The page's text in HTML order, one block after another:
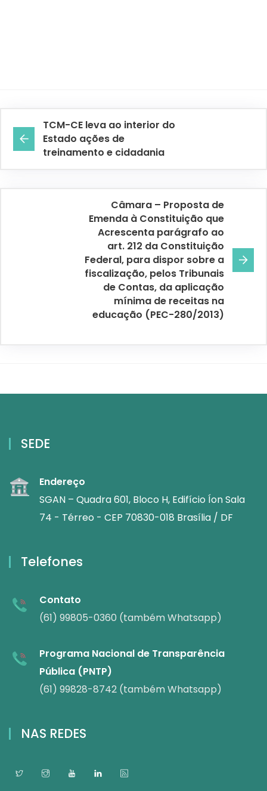
TCM-CE leva ao interior do
Estado ações de
treinamento e cidadania
Câmara – Proposta de
Emenda à Constituição que
Acrescenta parágrafo ao
art. 212 da Constituição
Federal, para dispor sobre a
fiscalização, pelos Tribunais
de Contas, da aplicação
mínima de receitas na
educação (PEC-280/2013)
SEDE
Endereço
SGAN – Quadra 601, Bloco H, Edifício Íon Sala
74 - Térreo - CEP 70830-018 Brasília / DF
Telefones
Contato
(61) 99805-0360 (também Whatsapp)
Programa Nacional de Transparência
Pública (PNTP)
(61) 99828-8742 (também Whatsapp)
NAS REDES